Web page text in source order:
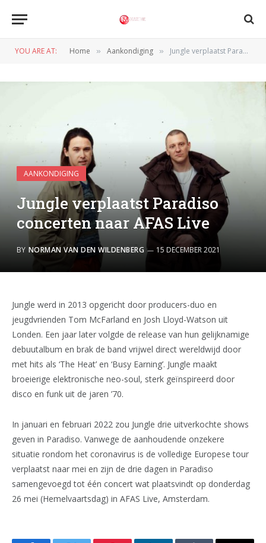
YOU ARE AT: Home » Aankondiging » Jungle verplaatst Paradiso concerten naar AFAS Live
AANKONDIGING
Jungle verplaatst Paradiso
concerten naar AFAS Live
BY NORMAN VAN DEN WILDENBERG 15 DECEMBER 2021
Jungle werd in 2013 opgericht door producers-duo en
jeugdvrienden Tom McFarland en Josh Lloyd-Watson uit
Londen. Een jaar later volgde de release van hun gelijknamige
debuutalbum en brak de band vrijwel direct wereldwijd door
met hits als ‘The Heat’ en ‘Busy Earning’. Jungle maakt
broeierige elektronische neo-soul, sterk geïnspireerd door
disco en funk uit de jaren ’70.
In januari en februari 2022 zou Jungle drie uitverkochte shows
geven in Paradiso. Vanwege de aanhoudende onzekere
situatie rondom het coronavirus is de volledige Europese tour
verplaatst naar mei en zijn de drie dagen in Paradiso
samengevoegd tot één concert wat plaatsvindt op donderdag
26 mei (Hemelvaartsdag) in AFAS Live, Amsterdam.